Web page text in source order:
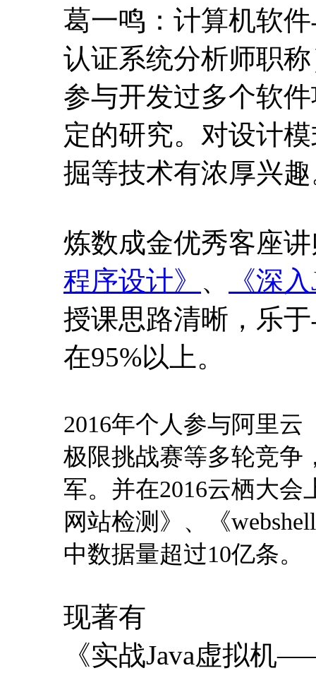
葛一鸣：计算机软
认证系统分析师职
参与开发过多个软
定的研究。对设计
掘等技术有浓厚兴
炼数成金优秀客座
程序设计》 、
《深
授课思路清晰，乐
在95%以上。
2016年个人参与阿里云
极限挑战赛等多轮竞争
军。并在2016云栖大
网站检测》、《
中数据量超过10亿条。
现著有
《实战Java虚拟机